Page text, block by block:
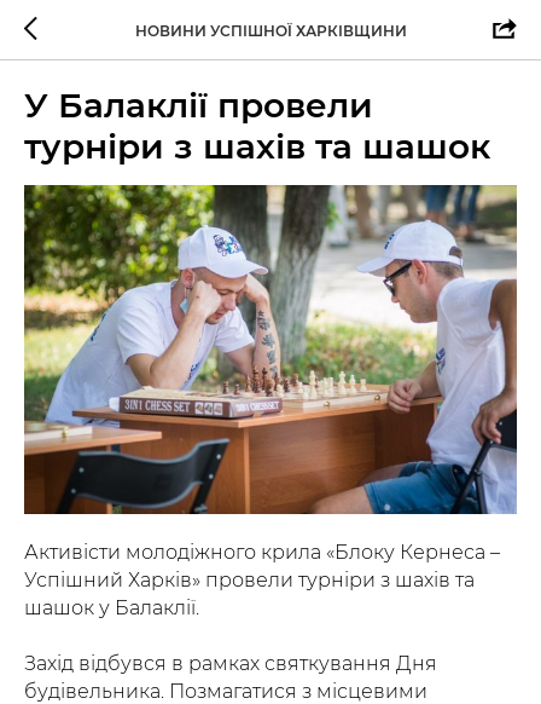
НОВИНИ УСПІШНОЇ ХАРКІВЩИНИ
У Балаклії провели
турніри з шахів та шашок
Активісти молодіжного крила «Блоку Кернеса –
Успішний Харків» провели турніри з шахів та
шашок у Балаклії.
Захід відбувся в рамках святкування Дня
будівельника. Позмагатися з місцевими